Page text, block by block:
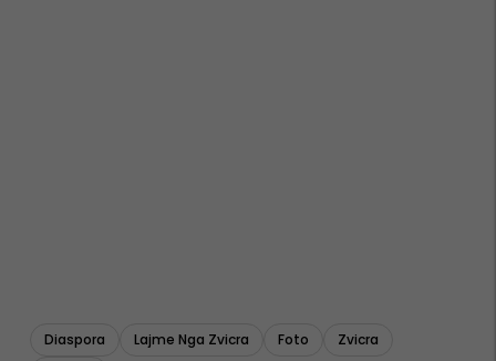
Diaspora Lajme Nga Zvicra Foto
Zvicra